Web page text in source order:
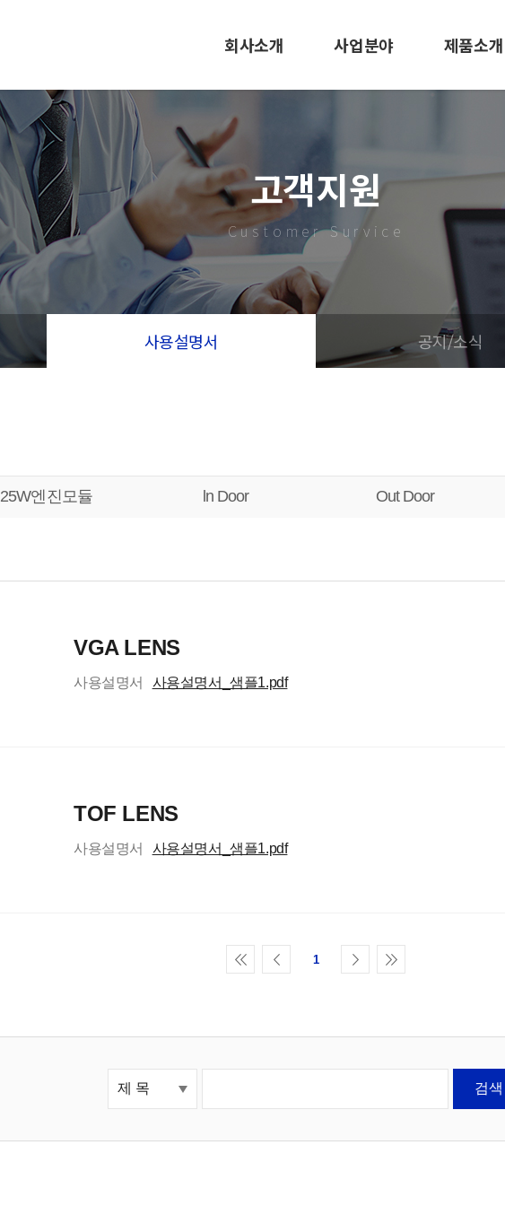
회사소개
CEO인사말
사훈 및 미션
회사연혁
조직도
특허 및 인증서
오시는길
사업분야
LED 조명
제품소개
바닥신호등
사출/금형
도로표지병
Customer Survice
고객지원
사용설명서 공지/소식
25W엔진모듈 ln Door Out Door
VGA LENS
사용설명서 사용설명서_샘플1.pdf
TOF LENS
사용설명서 사용설명서_샘플1.pdf
1
검색